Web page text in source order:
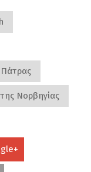
Πάτρας
Νορβηγίας